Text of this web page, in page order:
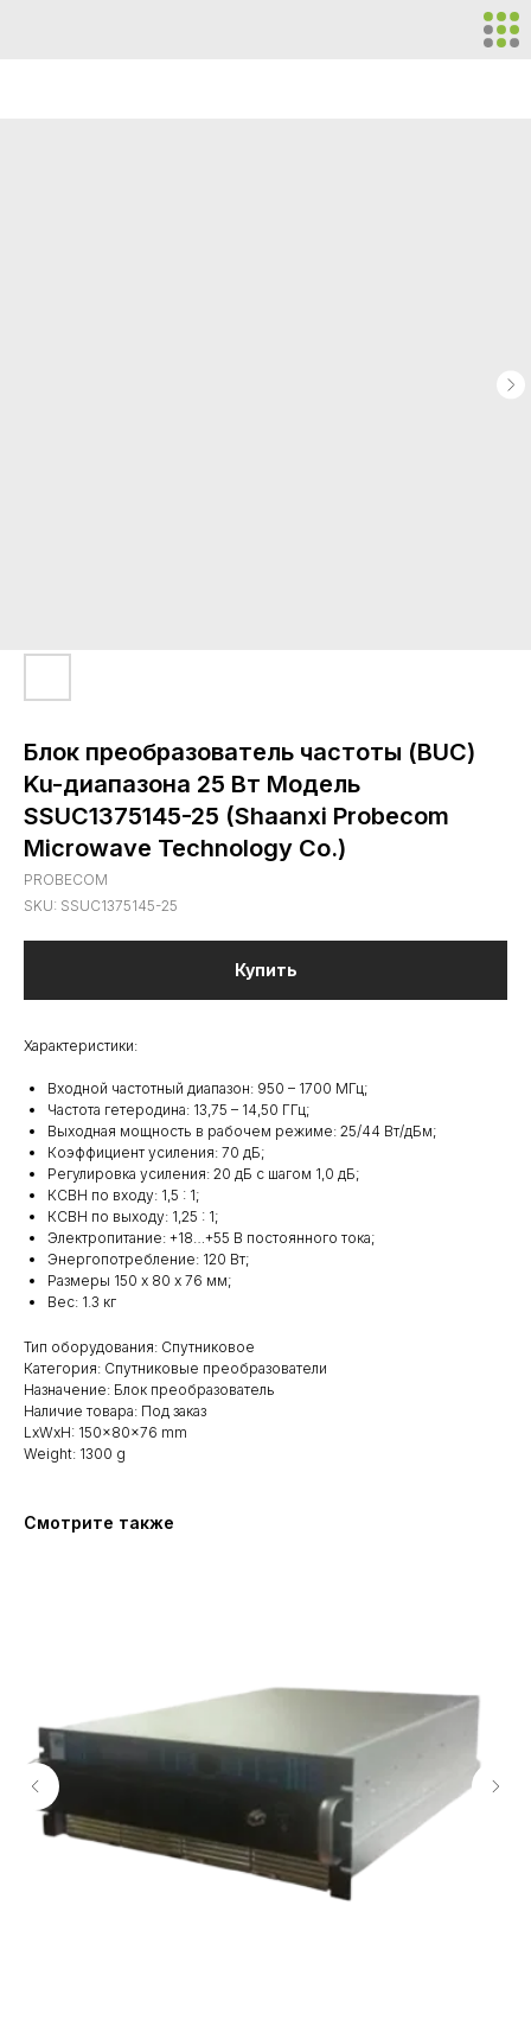
Блок преобразователь частоты (BUC)
Ku-диапазона 25 Вт Модель
SSUC1375145-25 (Shaanxi Probecom
Microwave Technology Co.)
PROBECOM
SKU: SSUC1375145-25
Купить
Характеристики:
Входной частотный диапазон: 950 – 1700 МГц;
Частота гетеродина: 13,75 – 14,50 ГГц;
Выходная мощность в рабочем режиме: 25/44 Вт/дБм;
Коэффициент усиления: 70 дБ;
Регулировка усиления: 20 дБ с шагом 1,0 дБ;
КСВН по входу: 1,5 : 1;
КСВН по выходу: 1,25 : 1;
Электропитание: +18…+55 В постоянного тока;
Энергопотребление: 120 Вт;
Размеры 150 х 80 х 76 мм;
Вес: 1.3 кг
Тип оборудования: Спутниковое
Категория: Спутниковые преобразователи
Назначение: Блок преобразователь
Наличие товара: Под заказ
LxWxH: 150x80x76 mm
Weight: 1300 g
Смотрите также